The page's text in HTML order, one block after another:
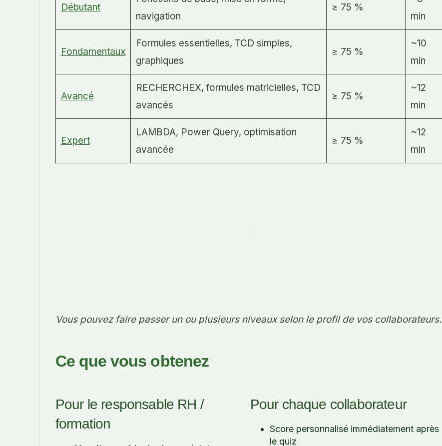
Débutant
navigation
≥ 75 %
min
Fondamentaux
Formules essentielles, TCD simples,
graphiques
≥ 75 %
~10
min
Avancé
RECHERCHEX, formules matricielles, TCD
avancés
≥ 75 %
~12
min
Expert
LAMBDA, Power Query, optimisation
avancée
≥ 75 %
~12
min
Vous pouvez faire passer un ou plusieurs niveaux selon le profil de vos collaborateurs.
Ce que vous obtenez
Pour le responsable RH /
formation
Pour chaque collaborateur
Score personnalisé immédiatement après
le quiz